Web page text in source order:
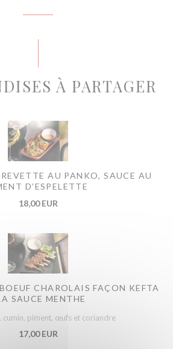
À PARTAGER
AU PANKO, SAUCE AU
D’ESPELETTE
18,00 EUR
CHAROLAIS FAÇON KEFTA
SAUCE MENTHE
cumin, piment, œufs et coriandre
17,00 EUR